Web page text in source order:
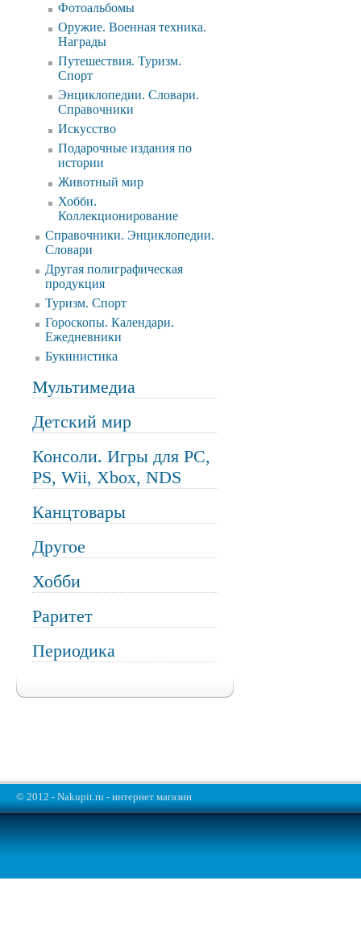
Фотоальбомы
Оружие. Военная техника.
Награды
Путешествия. Туризм.
Спорт
Энциклопедии. Словари.
Справочники
Искусство
Подарочные издания по
истории
Животный мир
Хобби.
Коллекционирование
Справочники. Энциклопедии.
Словари
Другая полиграфическая
продукция
Туризм. Спорт
Гороскопы. Календари.
Ежедневники
Букинистика
Мультимедиа
Детский мир
Консоли. Игры для PC,
PS, Wii, Xbox, NDS
Канцтовары
Другое
Хобби
Раритет
Периодика
© 2012 - Nakupit.ru - интернет магазин